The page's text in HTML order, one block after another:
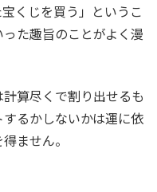
くじを買う」というこ
た趣旨のことがよく漫
算尽くで割り出せるも
るかしないかは運に依
ません。